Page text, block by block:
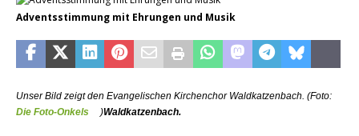
Adventsstimmung mit Ehrungen und Musik
Unser Bild zeigt den Evangelischen Kirchenchor Waldkatzenbach. (Foto:
Die Foto-Onkels
)Waldkatzenbach.